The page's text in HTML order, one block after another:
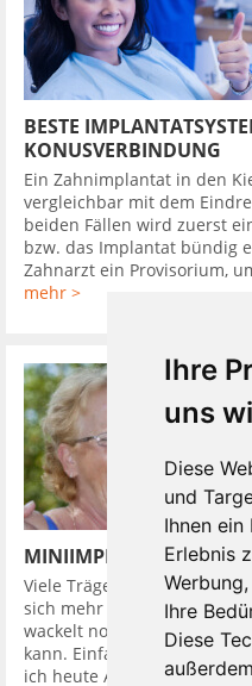
Ihre
uns
Diese
und
Ihnen
Erlebnis
Ihre
Diese
BESTE
KONUSVERBINDUNG
Ein Zahnimplantat in den
vergleichbar mit dem
beiden Fällen wird zuerst
bzw. das Implantat bündig
Zahnarzt ein Provisorium,
mehr >
MINIIMPLANTATE UND
Viele Träger von
sich mehr Halt. Einen
wackelt noch drückt. Einen
kann. Einfach so wie früher,
ich heute Appetit? und ...